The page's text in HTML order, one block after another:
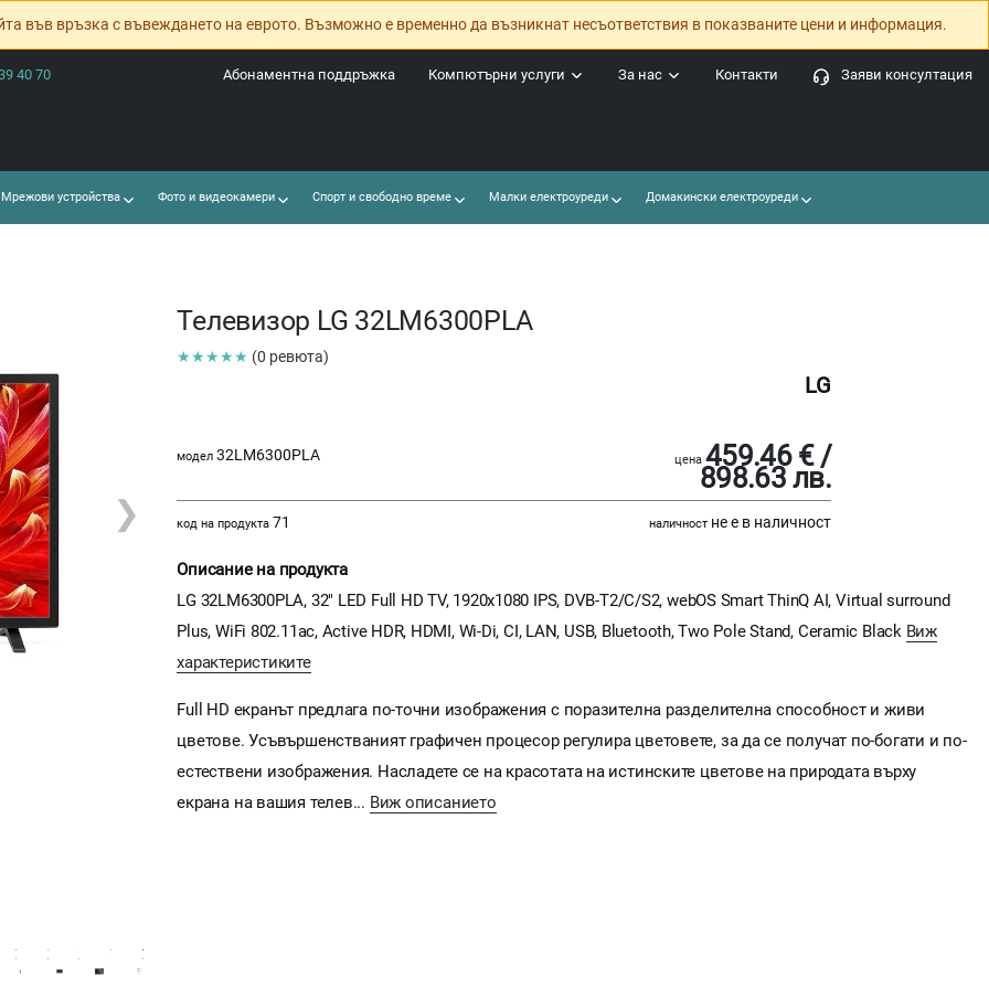
във връзка с въвеждането на еврото. Възможно е временно да възникнат несъответствия в показваните цени и информация.
40 70 Заяви консултация
Контакти
За нас
Компютърни услуги
Абонаментна поддръжка
устройства Фото и видеокамери Спорт и свободно време Малки електроуреди Домакински електроуреди
❯
Телевизор LG 32LM6300PLA
★★★★★ (0 ревюта)
LG
модел 32LM6300PLA цена 459.46 € /
898.63 лв.
код на продукта 71 наличност не е в наличност
Описание на продукта
LG 32LM6300PLA, 32" LED Full HD TV, 1920x1080 IPS, DVB-T2/C/S2, webOS Smart ThinQ AI, Virtual surround
Plus, WiFi 802.11ac, Active HDR, HDMI, Wi-Di, CI, LAN, USB, Bluetooth, Two Pole Stand, Ceramic Black Виж
характеристиките
Full HD екранът предлага по-точни изображения с поразителна разделителна способност и живи
цветове. Усъвършенстваният графичен процесор регулира цветовете, за да се получат по-богати и по-
естествени изображения. Насладете се на красотата на истинските цветове на природата върху
екрана на вашия телев... Виж описанието